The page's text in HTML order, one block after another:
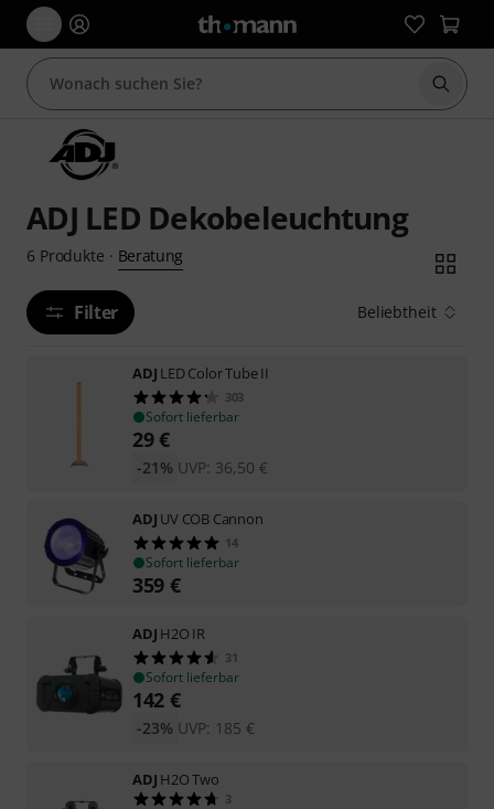
Suche
ADJ LED Dekobeleuchtung
6 Produkte · Beratung
Filter Beliebtheit
ADJ LED Color Tube II
303
Sofort lieferbar
29€
UVP: 36,50 €
-21%
ADJ UV COB Cannon
14
Sofort lieferbar
359 €
ADJ H2O IR
31
Sofort lieferbar
142 €
UVP: 185 €
-23%
ADJ H2O Two
3